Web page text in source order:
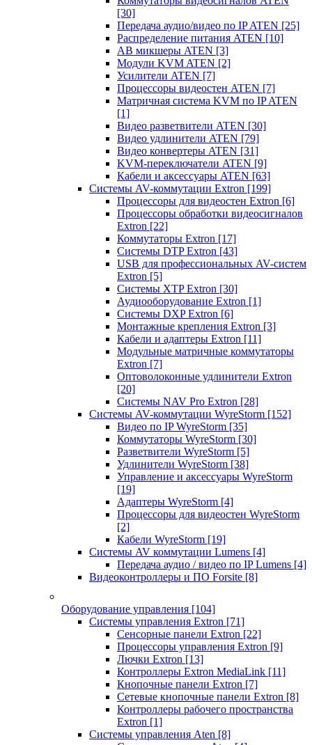
[30]
Передача аудио/видео по IP ATEN [25]
Распределение питания ATEN [10]
АВ микшеры ATEN [3]
Модули KVM ATEN [2]
Усилители ATEN [7]
Процессоры видеостен ATEN [7]
Матричная система KVM по IP ATEN
[1]
Видео разветвители ATEN [30]
Видео удлинители ATEN [79]
Видео конвертеры ATEN [31]
KVM-переключатели ATEN [9]
Кабели и аксессуары ATEN [63]
Системы AV-коммутации Extron [199]
Процессоры для видеостен Extron [6]
Процессоры обработки видеосигналов
Extron [22]
Коммутаторы Extron [17]
Системы DTP Extron [43]
USB для профессиональных AV-систем
Extron [5]
Системы XTP Extron [30]
Аудиооборудование Extron [1]
Системы DXP Extron [6]
Монтажные крепления Extron [3]
Кабели и адаптеры Extron [11]
Модульные матричные коммутаторы
Extron [7]
Оптоволоконные удлинители Extron
[20]
Системы NAV Pro Extron [28]
Системы AV-коммутации WyreStorm [152]
Видео по IP WyreStorm [35]
Коммутаторы WyreStorm [30]
Разветвители WyreStorm [5]
Удлинители WyreStorm [38]
Управление и аксессуары WyreStorm
[19]
Адаптеры WyreStorm [4]
Процессоры для видеостен WyreStorm
[2]
Кабели WyreStorm [19]
Системы AV коммутации Lumens [4]
Передача аудио / видео по IP Lumens [4]
Видеоконтроллеры и ПО Forsite [8]
Оборудование управления [104]
Системы управления Extron [71]
Сенсорные панели Extron [22]
Процессоры управления Extron [9]
Лючки Extron [13]
Контроллеры Extron MediaLink [11]
Кнопочные панели Extron [7]
Сетевые кнопочные панели Extron [8]
Контроллеры рабочего пространства
Extron [1]
Системы управления Aten [8]